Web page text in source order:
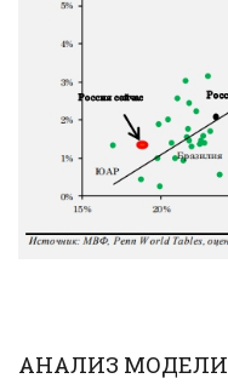
АНАЛИЗ МОДЕЛИ